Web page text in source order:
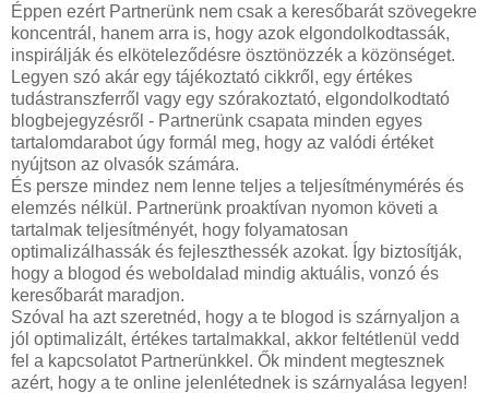
Éppen ezért Partnerünk nem csak a keresőbarát szövegekre
koncentrál, hanem arra is, hogy azok elgondolkodtassák,
inspirálják és elköteleződésre ösztönözzék a közönséget.
Legyen szó akár egy tájékoztató cikkről, egy értékes
tudástranszferről vagy egy szórakoztató, elgondolkodtató
blogbejegyzésről - Partnerünk csapata minden egyes
tartalomdarabot úgy formál meg, hogy az valódi értéket
nyújtson az olvasók számára.
És persze mindez nem lenne teljes a teljesítménymérés és
elemzés nélkül. Partnerünk proaktívan nyomon követi a
tartalmak teljesítményét, hogy folyamatosan
optimalizálhassák és fejleszthessék azokat. Így biztosítják,
hogy a blogod és weboldalad mindig aktuális, vonzó és
keresőbarát maradjon.
Szóval ha azt szeretnéd, hogy a te blogod is szárnyaljon a
jól optimalizált, értékes tartalmakkal, akkor feltétlenül vedd
fel a kapcsolatot Partnerünkkel. Ők mindent megtesznek
azért, hogy a te online jelenlétednek is szárnyalása legyen!